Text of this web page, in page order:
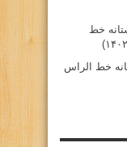
خط
خط الراس